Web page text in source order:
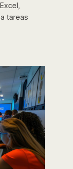
tareas